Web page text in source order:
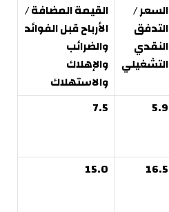
السعر /
التدفق
النقدي
التشغيلي
القيمة المضافة /
الأرباح قبل الفوائد
والضرائب
والإهلاك
والاستهلاك
5.9
7.5
16.5
15.0